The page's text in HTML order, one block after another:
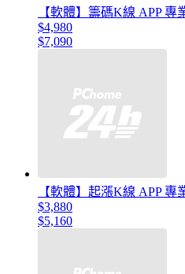
【軟體】籌碼K線 APP 專
$4,980
$7,090
【軟體】起漲K線 APP 專
$3,880
$5,160